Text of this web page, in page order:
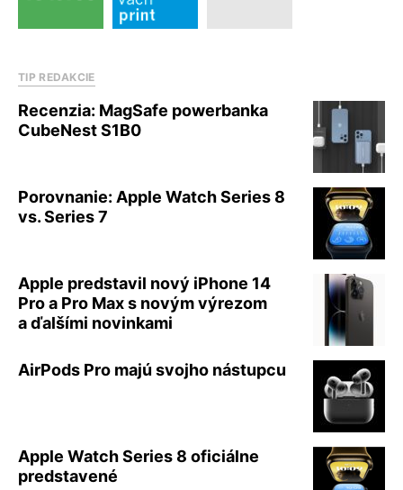
TIP REDAKCIE
Recenzia: MagSafe powerbanka
CubeNest S1B0
Porovnanie: Apple Watch Series 8
vs. Series 7
Apple predstavil nový iPhone 14
Pro a Pro Max s novým výrezom
a ďalšími novinkami
AirPods Pro majú svojho nástupcu
Apple Watch Series 8 oficiálne
predstavené